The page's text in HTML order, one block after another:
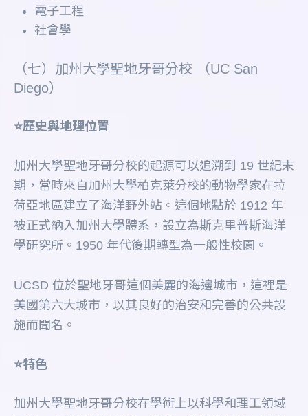
電子工程
社會學
（七）加州大學聖地牙哥分校 （UC San
Diego）
⭐️歷史與地理位置
加州大學聖地牙哥分校的起源可以追溯到 19 世紀末
期，當時來自加州大學柏克萊分校的動物學家在拉
荷亞地區建立了海洋野外站。這個地點於 1912 年
被正式納入加州大學體系，設立為斯克里普斯海洋
學研究所。1950 年代後期轉型為一般性校園。
UCSD 位於聖地牙哥這個美麗的海邊城市，這裡是
美國第六大城市，以其良好的治安和完善的公共設
施而聞名。
⭐️特色
加州大學聖地牙哥分校在學術上以科學和理工領域